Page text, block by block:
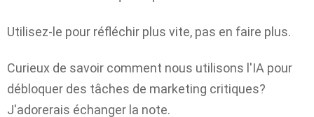
Utilisez-le pour réfléchir plus vite, pas en faire plus.
Curieux de savoir comment nous utilisons l'IA pour
débloquer des tâches de marketing critiques?
J'adorerais échanger la note.